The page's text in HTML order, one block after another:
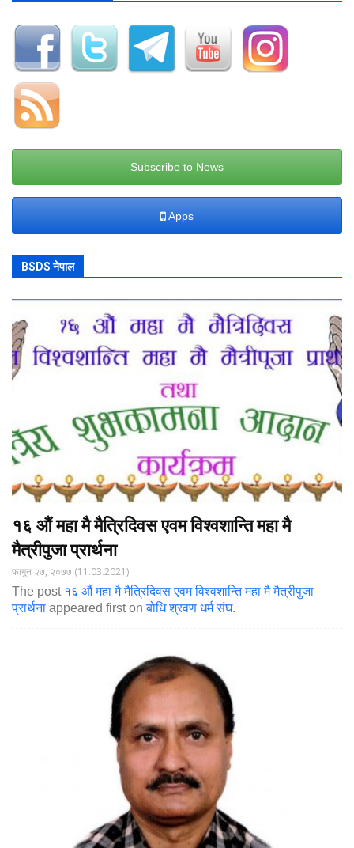
Subscribe to News
Apps
BSDS नेपाल
१६ औं महा मै मैत्रिदिवस एवम विश्वशान्ति महा मै
मैत्रीपुजा प्रार्थना
फागुन २७, २०७७ (11.03.2021)
The post १६ औं महा मै मैत्रिदिवस एवम विश्वशान्ति महा मै मैत्रीपुजा
प्रार्थना appeared first onबोधि श्रवण धर्म संघ.